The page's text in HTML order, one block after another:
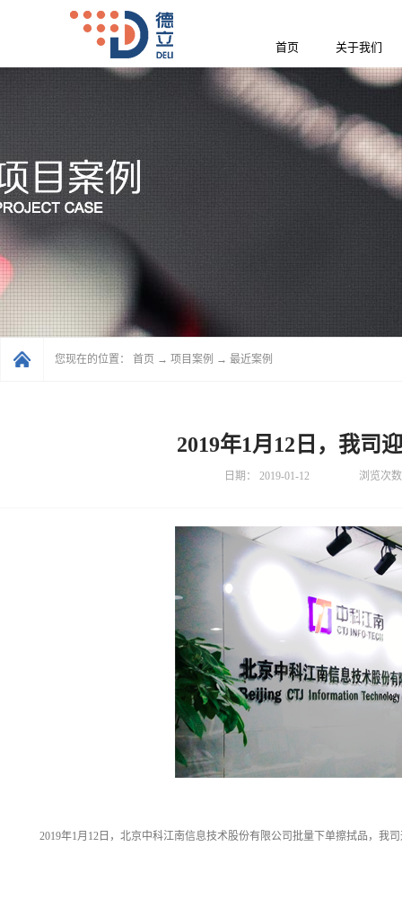
首页 关于我们
您现在的位置： 首页 → 项目案例 → 最近案例
2019年1月12日，我司
日期： 2019-01-12 浏览次
2019年1月12日，北京中科江南信息技术股份有限公司批量下单擦拭品，我